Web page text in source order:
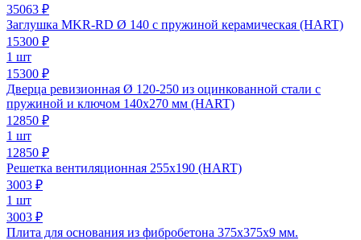
35063 ₽
Заглушка MKR-RD Ø 140 с пружиной керамическая (HART)
15300 ₽
1 шт
15300 ₽
Дверца ревизионная Ø 120-250 из оцинкованной стали с
пружиной и ключом 140х270 мм (HART)
12850 ₽
1 шт
12850 ₽
Решетка вентиляционная 255х190 (HART)
3003 ₽
1 шт
3003 ₽
Плита для основания из фибробетона 375х375х9 мм.